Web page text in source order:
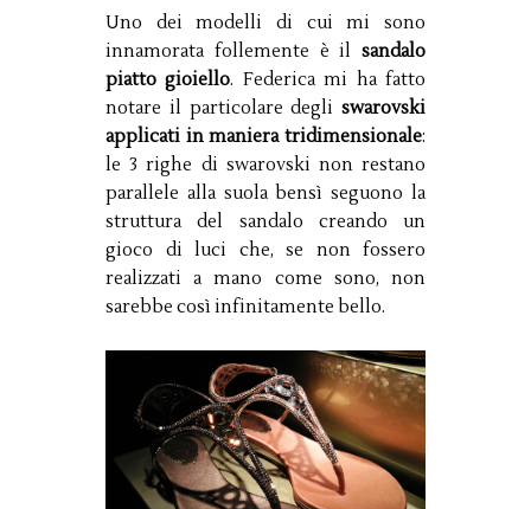
Uno dei modelli di cui mi sono
innamorata follemente è il sandalo
piatto gioiello. Federica mi ha fatto
notare il particolare degli swarovski
applicati in maniera tridimensionale:
le 3 righe di swarovski non restano
parallele alla suola bensì seguono la
struttura del sandalo creando un
gioco di luci che, se non fossero
realizzati a mano come sono, non
sarebbe così infinitamente bello.